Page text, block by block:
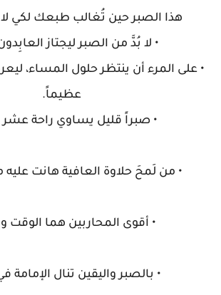
هذا الصبر حين تُغالب طبعك لكي
• لا بُدَّ من الصبر ليجتاز
• على المرء أن ينتظر حلول المساء،
عظيماً.
• صبراً قليل يساوي راحة
• من لَمحَ حلاوة العافية هانت عليه
• أقوى المحاربين هما الوقت
• بالصبر واليقين تنال الإمامة